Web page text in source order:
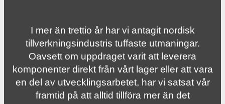
I mer än trettio år har vi antagit nordisk
tillverknings­industris tuffaste utmaningar.
Oavsett om uppdraget varit att leverera
komponenter direkt från vårt lager eller att vara
en del av utvecklingsarbetet, har vi satsat vår
framtid på att alltid tillföra mer än det